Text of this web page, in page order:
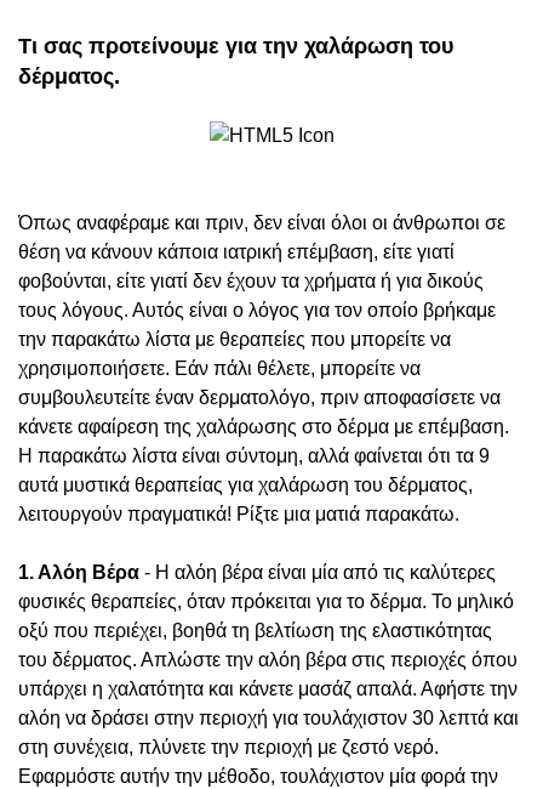
Τι σας προτείνουμε για την χαλάρωση του
δέρματος.
Όπως αναφέραμε και πριν, δεν είναι όλοι οι άνθρωποι σε
θέση να κάνουν κάποια ιατρική επέμβαση, είτε γιατί
φοβούνται, είτε γιατί δεν έχουν τα χρήματα ή για δικούς
τους λόγους. Αυτός είναι ο λόγος για τον οποίο βρήκαμε
την παρακάτω λίστα με θεραπείες που μπορείτε να
χρησιμοποιήσετε. Εάν πάλι θέλετε, μπορείτε να
συμβουλευτείτε έναν δερματολόγο, πριν αποφασίσετε να
κάνετε αφαίρεση της χαλάρωσης στο δέρμα με επέμβαση.
Η παρακάτω λίστα είναι σύντομη, αλλά φαίνεται ότι τα 9
αυτά μυστικά θεραπείας για χαλάρωση του δέρματος,
λειτουργούν πραγματικά! Ρίξτε μια ματιά παρακάτω.
1. Αλόη Βέρα - Η αλόη βέρα είναι μία από τις καλύτερες
φυσικές θεραπείες, όταν πρόκειται για το δέρμα. Το μηλικό
οξύ που περιέχει, βοηθά τη βελτίωση της ελαστικότητας
του δέρματος. Απλώστε την αλόη βέρα στις περιοχές όπου
υπάρχει η χαλατότητα και κάνετε μασάζ απαλά. Αφήστε την
αλόη να δράσει στην περιοχή για τουλάχιστον 30 λεπτά και
στη συνέχεια, πλύνετε την περιοχή με ζεστό νερό.
Εφαρμόστε αυτήν την μέθοδο, τουλάχιστον μία φορά την